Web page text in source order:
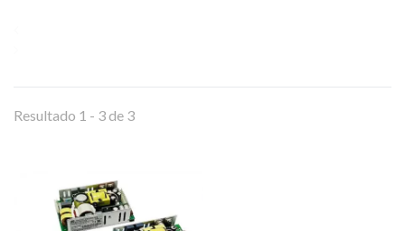
Resultado 1 - 3 de 3